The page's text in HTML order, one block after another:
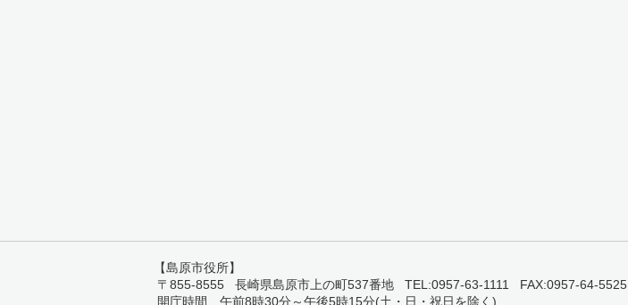
【島原市役所】
〒855-8555 長崎県島原市上の町537番地 TEL:0957-63-1111 FAX:0957-64-5525
開庁時間 午前8時30分～午後5時15分(土・日・祝日を除く)